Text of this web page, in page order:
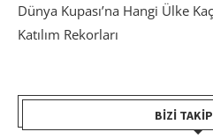
Dünya Kupası’na Hangi Ülke
Katılım Rekorları
BIZI